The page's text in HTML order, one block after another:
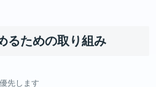
るための取り組み
先します